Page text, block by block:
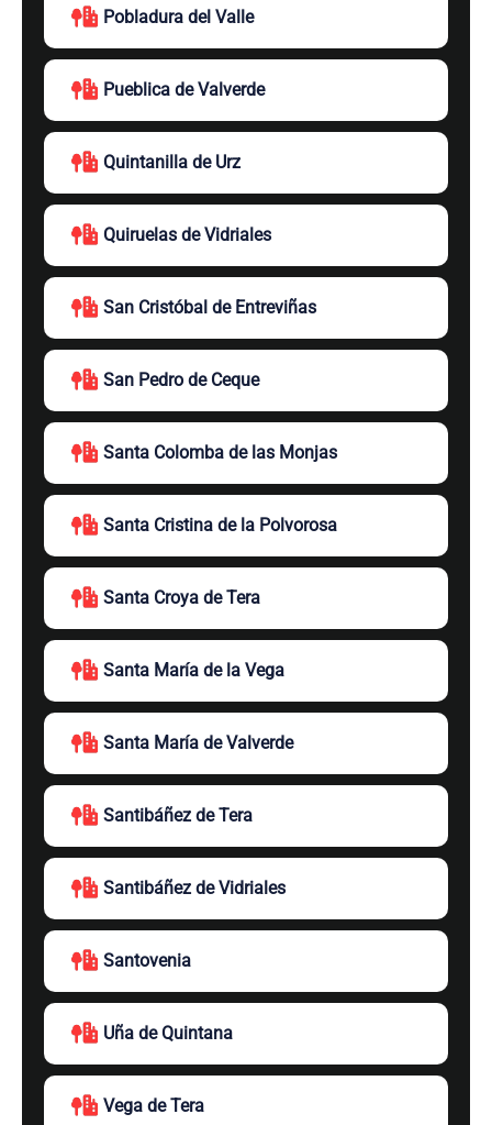
Pobladura del Valle
Pueblica de Valverde
Quintanilla de Urz
Quiruelas de Vidriales
San Cristóbal de Entreviñas
San Pedro de Ceque
Santa Colomba de las Monjas
Santa Cristina de la Polvorosa
Santa Croya de Tera
Santa María de la Vega
Santa María de Valverde
Santibáñez de Tera
Santibáñez de Vidriales
Santovenia
Uña de Quintana
Vega de Tera